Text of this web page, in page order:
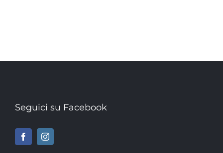
Seguici su Facebook